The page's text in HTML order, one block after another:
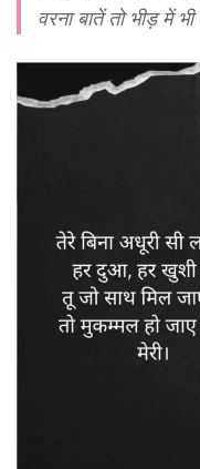
वरना बातें तो भीड़ में